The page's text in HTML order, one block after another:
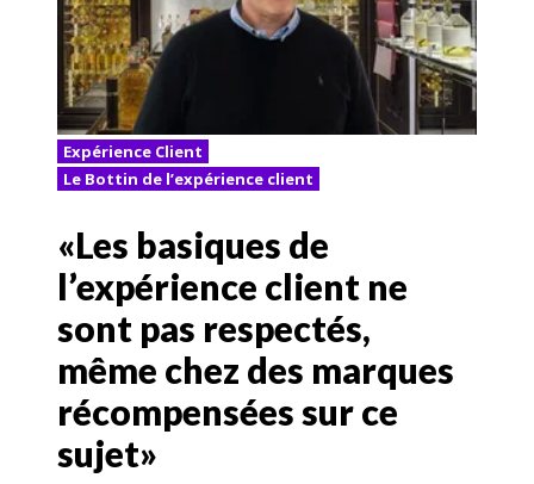
Expérience Client
Le Bottin de l’expérience client
«Les basiques de
l’expérience client ne
sont pas respectés,
même chez des marques
récompensées sur ce
sujet»